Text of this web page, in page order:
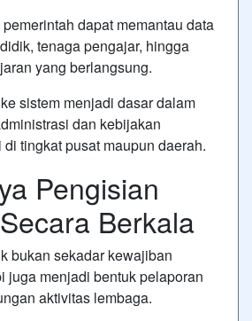
dapat memantau data
tenaga pengajar, hingga
yang berlangsung.
sistem menjadi dasar dalam
dan kebijakan
tingkat pusat maupun daerah.
Pengisian
Berkala
bukan sekadar kewajiban
juga menjadi bentuk pelaporan
aktivitas lembaga.